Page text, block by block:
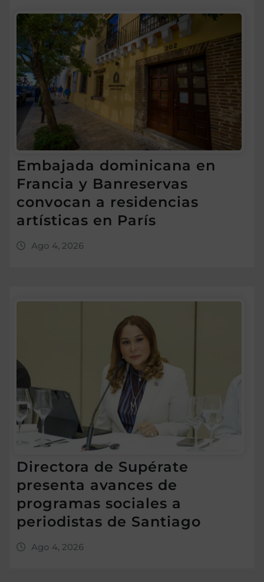
Embajada dominicana en
Francia y Banreservas
convocan a residencias
artísticas en París
Ago 4, 2026
Directora de Supérate
presenta avances de
programas sociales a
periodistas de Santiago
Ago 4, 2026